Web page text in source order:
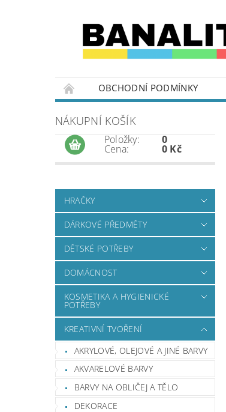
OBCHODNÍ PODMÍNKY
NÁKUPNÍ KOŠÍK
Položky:
Cena:
0
0 Kč
HRAČKY
DÁRKOVÉ PŘEDMĚTY
DĚTSKÉ POTŘEBY
DOMÁCNOST
KOSMETIKA A HYGIENICKÉ
POTŘEBY
KREATIVNÍ TVOŘENÍ
AKRYLOVÉ, OLEJOVÉ A JINÉ BARVY
AKVARELOVÉ BARVY
BARVY NA OBLIČEJ A TĚLO
DEKORACE